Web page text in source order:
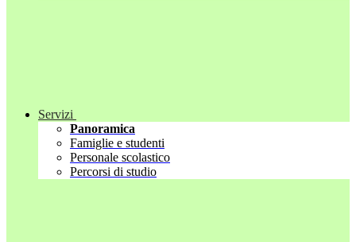
Servizi
Panoramica
Famiglie e studenti
Personale scolastico
Percorsi di studio